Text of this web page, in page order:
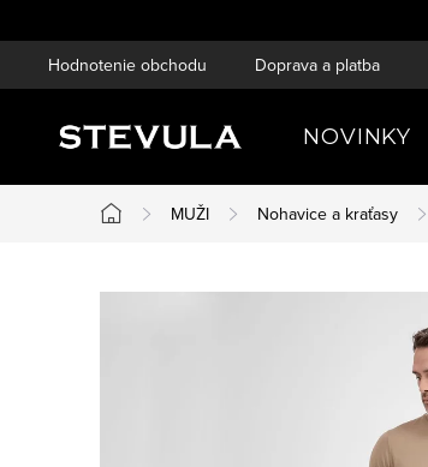
na
Hodnotenie obchodu Doprava a platba
NOVINKY
Domov
MUŽI Nohavice a kraťasy